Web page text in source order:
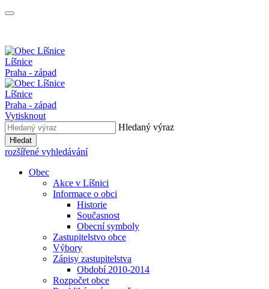
Líšnice
Praha - západ
Líšnice
Praha - západ
Vytisknout
Hledaný výraz
Hledat
rozšířené vyhledávání
Obec
Akce v Líšnici
Informace o obci
Historie
Současnost
Obecní symboly
Zastupitelstvo obce
Výbory
Zápisy zastupitelstva
Období 2010-2014
Rozpočet obce